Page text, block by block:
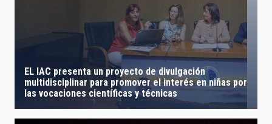
EL IAC presenta un proyecto de divulgación
multidisciplinar para promover el interés en niñas por
las vocaciones científicas y técnicas